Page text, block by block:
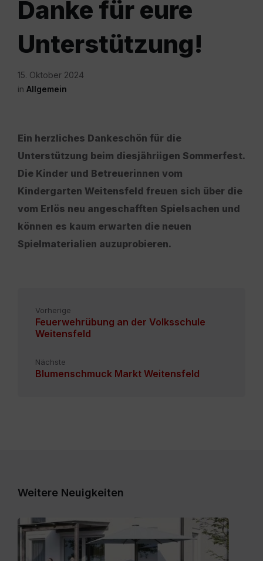
Danke für eure
Unterstützung!
15. Oktober 2024
in Allgemein
Ein herzliches Dankeschön für die
Unterstützung beim diesjähriigen Sommerfest.
Die Kinder und Betreuerinnen vom
Kindergarten Weitensfeld freuen sich über die
vom Erlös neu angeschafften Spielsachen und
können es kaum erwarten die neuen
Spielmaterialien auzuprobieren.
Vorherige
Feuerwehrübung an der Volksschule
Weitensfeld
Nächste
Blumenschmuck Markt Weitensfeld
Weitere Neuigkeiten
Expose_Weitensfeld-
Zweinitz_20260528.pdf